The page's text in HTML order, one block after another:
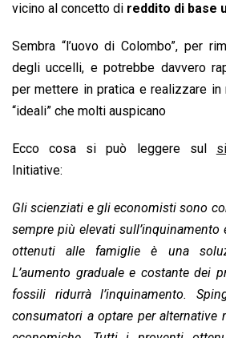
vicino al concetto di reddito di base
Sembra “l’uovo di Colombo”, per
degli uccelli, e potrebbe davvero
per mettere in pratica e realizzare in
“ideali” che molti auspicano
Ecco cosa si può leggere sul
Initiative:
Gli scienziati e gli economisti sono
sempre più elevati
ottenuti alle famiglie è una
L’aumento graduale e costante dei
fossili ridurrà l’inquinamento.
consumatori a optare per alternative